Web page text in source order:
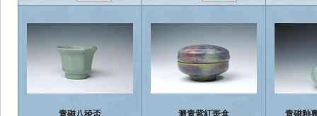
青磁八稜盃 澱青紫紅斑盒 青磁釉